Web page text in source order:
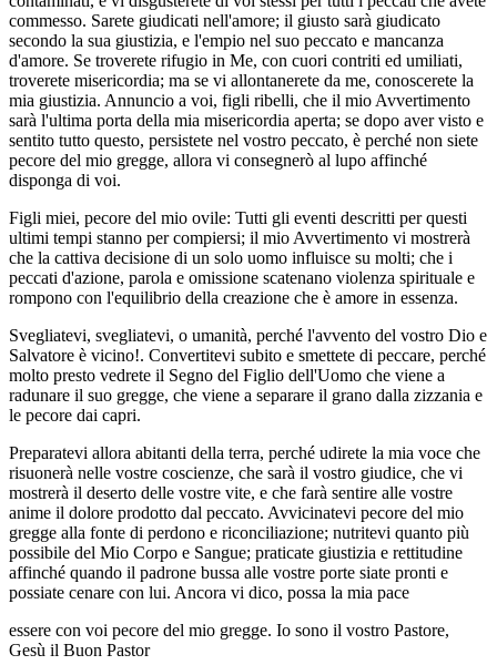
commesso. Sarete giudicati nell'amore; il giusto sarà giudicato
secondo la sua giustizia, e l'empio nel suo peccato e mancanza
d'amore. Se troverete rifugio in Me, con cuori contriti ed umiliati,
troverete misericordia; ma se vi allontanerete da me, conoscerete la
mia giustizia. Annuncio a voi, figli ribelli, che il mio Avvertimento
sarà l'ultima porta della mia misericordia aperta; se dopo aver visto e
sentito tutto questo, persistete nel vostro peccato, è perché non siete
pecore del mio gregge, allora vi consegnerò al lupo affinché
disponga di voi.
Figli miei, pecore del mio ovile: Tutti gli eventi descritti per questi
ultimi tempi stanno per compiersi; il mio Avvertimento vi mostrerà
che la cattiva decisione di un solo uomo influisce su molti; che i
peccati d'azione, parola e omissione scatenano violenza spirituale e
rompono con l'equilibrio della creazione che è amore in essenza.
Svegliatevi, svegliatevi, o umanità, perché l'avvento del vostro Dio e
Salvatore è vicino!. Convertitevi subito e smettete di peccare, perché
molto presto vedrete il Segno del Figlio dell'Uomo che viene a
radunare il suo gregge, che viene a separare il grano dalla zizzania e
le pecore dai capri.
Preparatevi allora abitanti della terra, perché udirete la mia voce che
risuonerà nelle vostre coscienze, che sarà il vostro giudice, che vi
mostrerà il deserto delle vostre vite, e che farà sentire alle vostre
anime il dolore prodotto dal peccato. Avvicinatevi pecore del mio
gregge alla fonte di perdono e riconciliazione; nutritevi quanto più
possibile del Mio Corpo e Sangue; praticate giustizia e rettitudine
affinché quando il padrone bussa alle vostre porte siate pronti e
possiate cenare con lui. Ancora vi dico, possa la mia pace
essere con voi pecore del mio gregge. Io sono il vostro Pastore,
Gesù il Buon Pastor